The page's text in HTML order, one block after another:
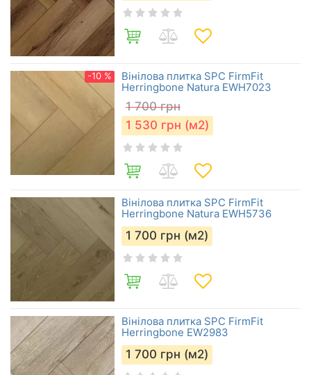
-10 %
Вінілова плитка SPC FirmFit
Herringbone Natura EWH7023
1 700 грн
1 530 грн (м2)
Вінілова плитка SPC FirmFit
Herringbone Natura EWH5736
1 700 грн (м2)
Вінілова плитка SPC FirmFit
Herringbone EW2983
1 700 грн (м2)